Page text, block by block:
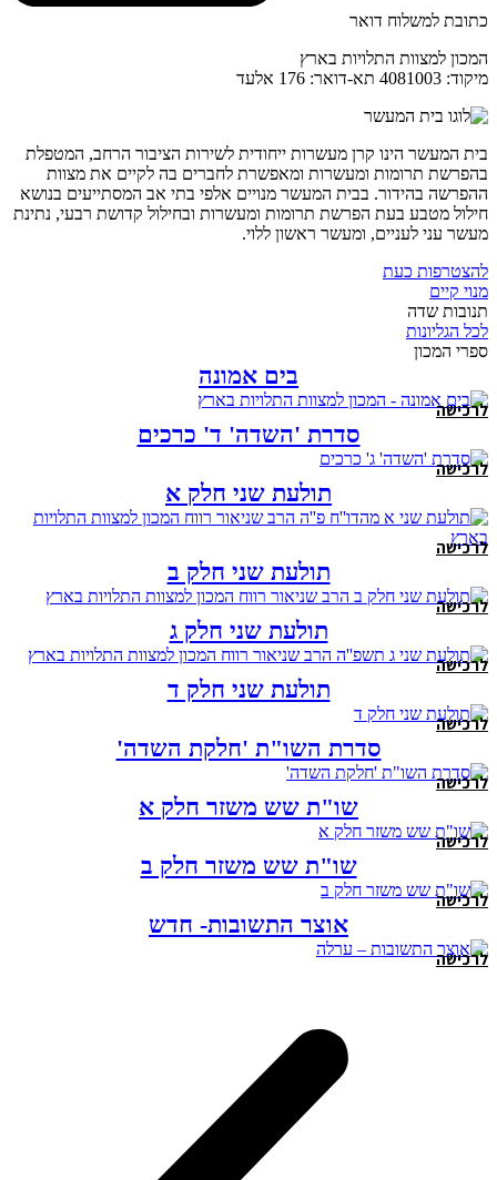
כתובת למשלוח דואר
המכון למצוות התלויות בארץ
מיקוד: 4081003 תא-דואר: 176 אלעד
בית המעשר הינו קרן מעשרות ייחודית לשירות הציבור הרחב, המטפלת
בהפרשת תרומות ומעשרות ומאפשרת לחברים בה לקיים את מצוות
ההפרשה בהידור. בבית המעשר מנויים אלפי בתי אב המסתייעים בנושא
חילול מטבע בעת הפרשת תרומות ומעשרות ובחילול קדושת רבעי, נתינת
מעשר עני לעניים, ומעשר ראשון ללוי.
להצטרפות כעת
מנוי קיים
תנובות שדה
לכל הגליונות
ספרי המכון
בים אמונה
לרכישה
סדרת 'השדה' ד' כרכים
לרכישה
תולעת שני חלק א
לרכישה
תולעת שני חלק ב
לרכישה
תולעת שני חלק ג
לרכישה
תולעת שני חלק ד
לרכישה
סדרת השו"ת 'חלקת השדה'
לרכישה
שו"ת שש משזר חלק א
לרכישה
שו"ת שש משזר חלק ב
לרכישה
אוצר התשובות- חדש
לרכישה